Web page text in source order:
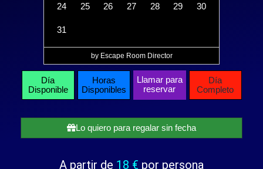
24 25 26 27 28 29 30
31
by Escape Room Director
Día
Disponible
Horas
Disponibles
Llamar para
reservar
Día
Completo
Lo quiero para regalar sin fecha
A partir de 18 € por persona